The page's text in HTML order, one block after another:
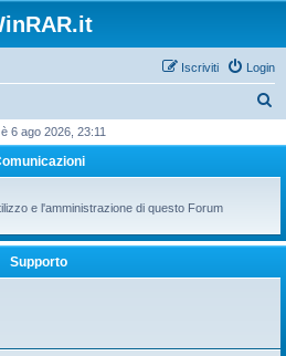
Login
Iscriviti
c
6 ago 2026, 23:11
e l'amministrazione di questo Forum
Supporto